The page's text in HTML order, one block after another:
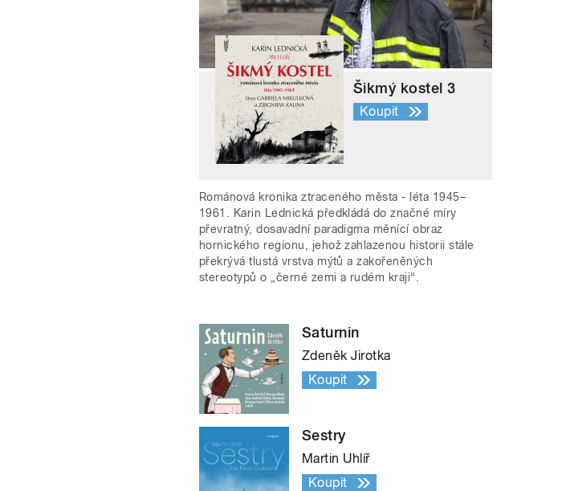
Šikmý kostel 3
Koupit
Románová kronika ztraceného města - léta 1945–
1961. Karin Lednická předkládá do značné míry
převratný, dosavadní paradigma měnící obraz
hornického regionu, jehož zahlazenou historii stále
překrývá tlustá vrstva mýtů a zakořeněných
stereotypů o „černé zemi a rudém kraji“.
Saturnin
Zdeněk Jirotka
Koupit
Sestry
Martin Uhlíř
Koupit